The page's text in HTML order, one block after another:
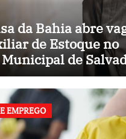
da Bahia abre
de Estoque no
de
EMPREGO